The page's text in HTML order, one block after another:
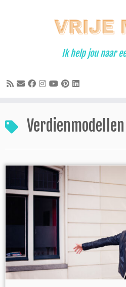
Ik help jou naar
Verdienmodellen